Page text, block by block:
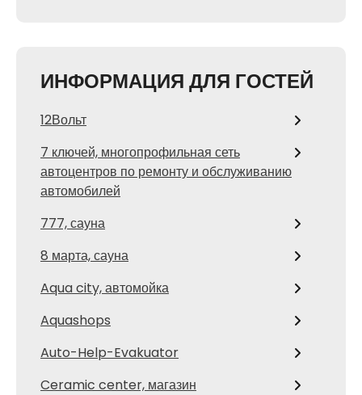
ИНФОРМАЦИЯ ДЛЯ ГОСТЕЙ
12Вольт
7 ключей, многопрофильная сеть
автоцентров по ремонту и обслуживанию
автомобилей
777, сауна
8 марта, сауна
Aqua city, автомойка
Aquashops
Auto-Help-Evakuator
Ceramic center, магазин